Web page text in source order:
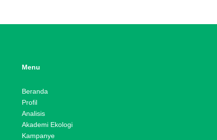
Menu
Beranda
Profil
Analisis
Akademi Ekologi
Kampanye